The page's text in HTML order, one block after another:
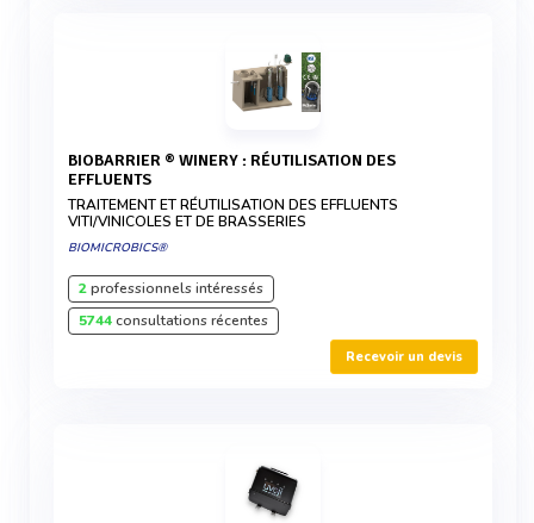
BIOBARRIER ® WINERY : RÉUTILISATION DES
EFFLUENTS
TRAITEMENT ET RÉUTILISATION DES EFFLUENTS
VITI/VINICOLES ET DE BRASSERIES
BIOMICROBICS®
2professionnels intéressés
5744consultations récentes
Recevoir un devis